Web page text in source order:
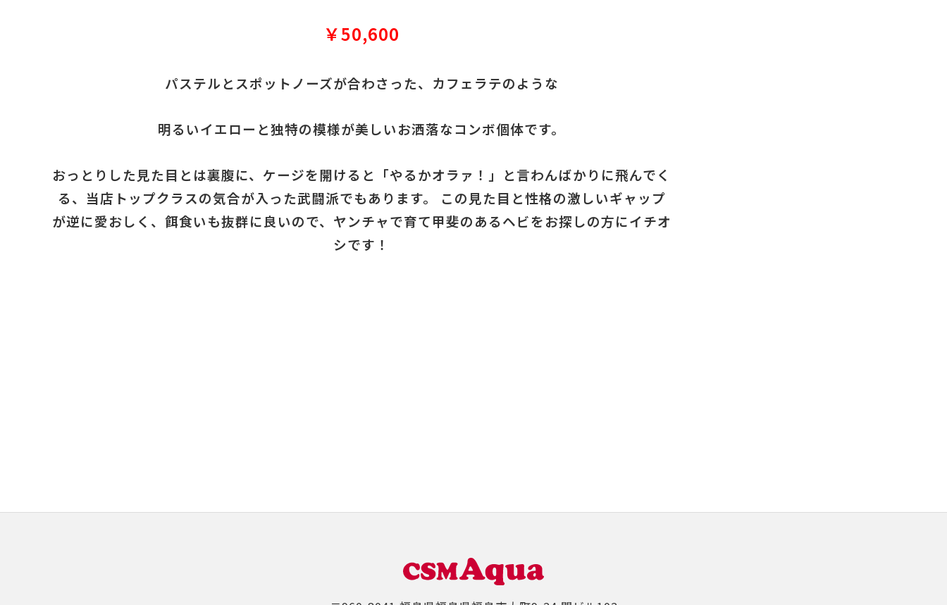
￥50,600
パステルとスポットノーズが合わさった、カフェラテのような
明るいイエローと独特の模様が美しいお洒落なコンボ個体です。
おっとりした見た目とは裏腹に、ケージを開けると「やるかオラァ！」と言わんばかりに飛んでく
る、当店トップクラスの気合が入った武闘派でもあります。 この見た目と性格の激しいギャップ
が逆に愛おしく、餌食いも抜群に良いので、ヤンチャで育て甲斐のあるヘビをお探しの方にイチオ
シです！